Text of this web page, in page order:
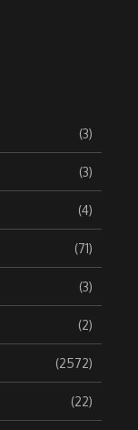
(3)
(3)
(4)
(71)
(3)
(2)
(2572)
(22)